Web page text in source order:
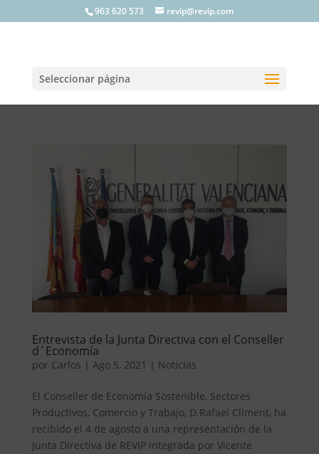
963 620 573 revip@revip.com
Seleccionar página
Entrevista de la Junta Directiva con el Conseller
d´Economía
por Carlos | Ago 5, 2021 | Noticias
El Conseller de Economía Sostenible, Sectores
Productivos, Comercio y Trabajo, D.Rafael Climent, ha
recibido el 4 de agosto a una representación de la
Junta Directiva de REVIP integrada por Vicente